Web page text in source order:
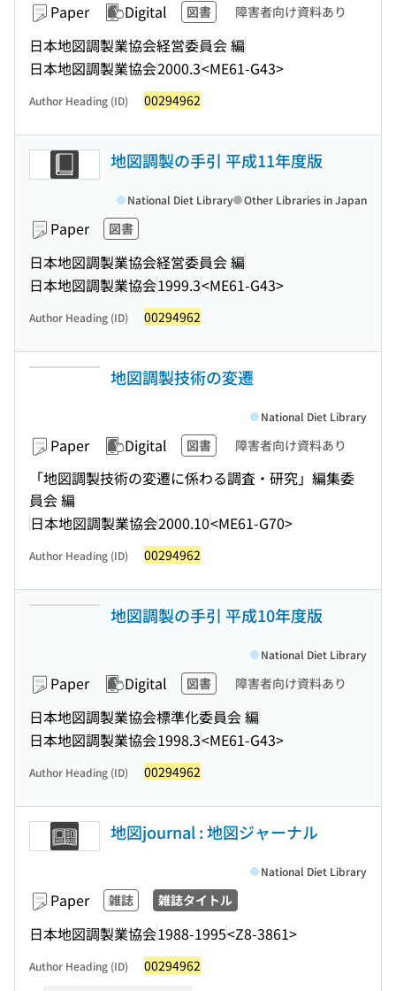
Paper Digital 図書 障害者向け資料あり
日本地図調製業協会経営委員会 編
日本地図調製業協会2000.3<ME61-G43>
Author Heading (ID) 00294962
地図調製の手引 平成11年度版
Paper 図書
日本地図調製業協会経営委員会 編
日本地図調製業協会1999.3<ME61-G43>
National Diet Library Other Libraries in Japan
Author Heading (ID) 00294962
地図調製技術の変遷
Paper Digital 図書 障害者向け資料あり
「地図調製技術の変遷に係わる調査・研究」編集委
員会 編
日本地図調製業協会2000.10<ME61-G70>
National Diet Library
Author Heading (ID) 00294962
地図調製の手引 平成10年度版
Paper Digital 図書 障害者向け資料あり
日本地図調製業協会標準化委員会 編
日本地図調製業協会1998.3<ME61-G43>
National Diet Library
Author Heading (ID) 00294962
地図journal : 地図ジャーナル
Paper 雑誌 雑誌タイトル
日本地図調製業協会1988-1995<Z8-3861>
National Diet Library
Author Heading (ID) 00294962